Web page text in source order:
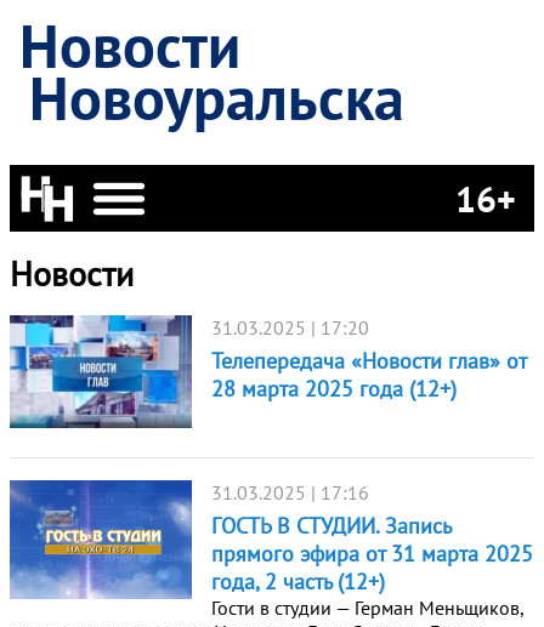
Новости
Новоуральска
16+
Новости
31.03.2025 | 17:20
Телепередача «Новости глав» от
28 марта 2025 года (12+)
31.03.2025 | 17:16
ГОСТЬ В СТУДИИ. Запись
прямого эфира от 31 марта 2025
года, 2 часть (12+)
Гости в студии — Герман Меньщиков,